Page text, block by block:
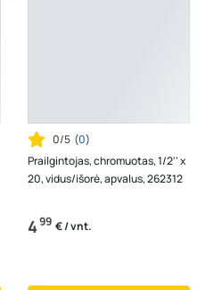
0/5 (0)
Prailgintojas, chromuotas, 1/2'' x
20, vidus/išorė, apvalus, 262312
499 € / vnt.